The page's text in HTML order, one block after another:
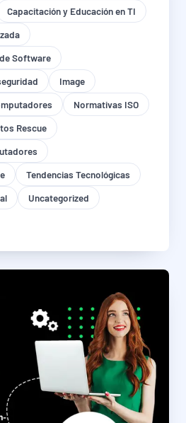
Capacitación y Educación en TI
Software
Image
Normativas ISO
Rescue
Tendencias Tecnológicas
Uncategorized